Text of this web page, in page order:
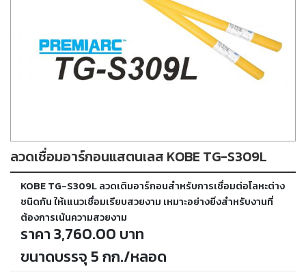
ท่อ
บรรจุ
วาล์ว
เครื่อง
ลวดเชื่อมอาร์กอนแสตนเลส KOBE TG-S309L
KOBE TG-S309L ลวดเติมอาร์กอนสำหรับการเชื่อมต่อโลหะต่าง
ชนิดกัน ให้เแนวเชื่อมเรียบสวยงาม เหมาะอย่างยิ่งสำหรับงานที่
ต้องการเน้นความสวยงาม
ราคา 3,760.00 บาท
ขนาดบรรจุ 5 กก./หลอด